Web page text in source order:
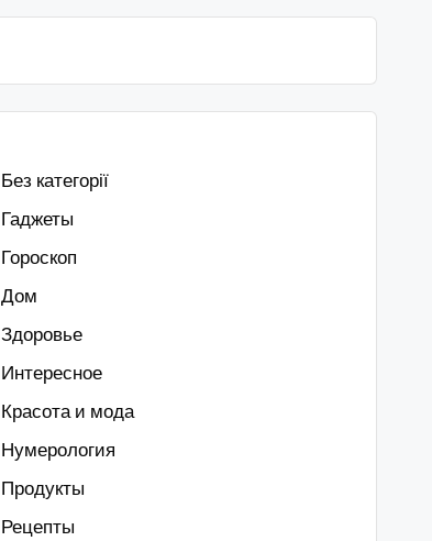
Без категорії
Гаджеты
Гороскоп
Дом
Здоровье
Интересное
Красота и мода
Нумерология
Продукты
Рецепты